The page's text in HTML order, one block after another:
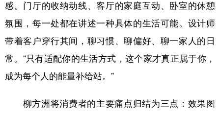
感。门厅的收纳动线、客厅的家庭互动、卧室的休憩
氛围，每一处都在讲述一种具体的生活可能。设计师
带着客户穿行其间，聊习惯、聊偏好、聊一家人的日
常。“只有适配你的生活方式，这个家才真正属于你，
成为每个人的能量补给站。”
柳方洲将消费者的主要痛点归结为三点：效果图